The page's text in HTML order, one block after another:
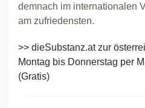
demnach im internationalen
am zufriedensten.
>> dieSubstanz.at zur
Montag bis Donnerstag per
(Gratis)